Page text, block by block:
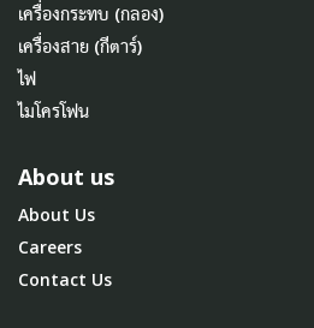
เครื่องกระทบ (กลอง)
เครื่องสาย (กีตาร์)
ไฟ
ไมโครโฟน
About us
About Us
Careers
Contact Us